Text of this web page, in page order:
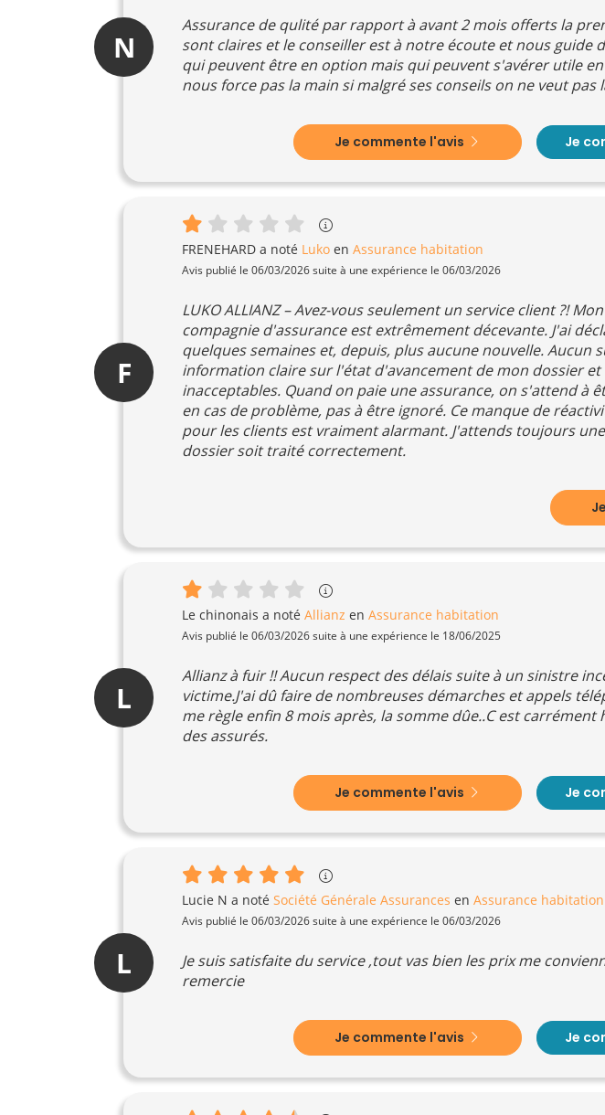
N
Assurance de qulité par rapport à avant 2 mois offerts la
sont claires et le conseiller est à notre écoute et nous guide
qui peuvent être en option mais qui peuvent s'avérer utile
nous force pas la main si malgré ses conseils on ne veut pas
Je commente l'avis Je
F
FRENEHARD a noté Luko en Assurance habitation
Avis publié le 06/03/2026 suite à une expérience le 06/03/2026
LUKO ALLIANZ – Avez-vous seulement un service client ?!
compagnie d'assurance est extrêmement décevante. J'ai
quelques semaines et, depuis, plus aucune nouvelle. Aucun
information claire sur l'état d'avancement de mon dossier
inacceptables. Quand on paie une assurance, on s'attend à
en cas de problème, pas à être ignoré. Ce manque de
pour les clients est vraiment alarmant. J'attends toujours
dossier soit traité correctement.
L
Le chinonais a noté Allianz en Assurance habitation
Avis publié le 06/03/2026 suite à une expérience le 18/06/2025
Allianz à fuir !! Aucun respect des délais suite à un sinistre
victime.J'ai dû faire de nombreuses démarches et appels
me règle enfin 8 mois après, la somme dûe..C est
des assurés.
Je commente l'avis Je
L
Lucie N a noté Société Générale Assurances en Assurance habitation
Avis publié le 06/03/2026 suite à une expérience le 06/03/2026
Je suis satisfaite du service ,tout vas bien les prix me
remercie
Je commente l'avis Je